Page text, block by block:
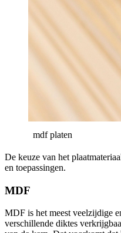
mdf platen
De keuze van het
en toepassingen.
MDF
MDF is het meest veelzijdige
verschillende diktes